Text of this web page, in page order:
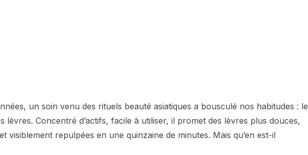
un soin venu des rituels beauté asiatiques a bousculé nos habitudes : le
lèvres. Concentré d’actifs, facile à utiliser, il promet des lèvres plus douces,
visiblement repulpées en une quinzaine de minutes. Mais qu’en est-il